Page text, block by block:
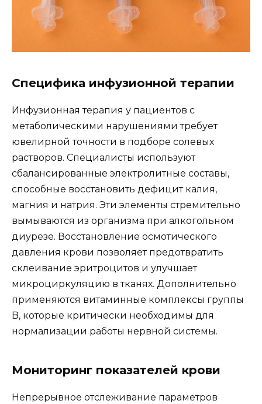
Специфика инфузионной терапии
Инфузионная терапия у пациентов с
метаболическими нарушениями требует
ювелирной точности в подборе солевых
растворов. Специалисты используют
сбалансированные электролитные составы,
способные восстановить дефицит калия,
магния и натрия. Эти элементы стремительно
вымываются из организма при алкогольном
диурезе. Восстановление осмотического
давления крови позволяет предотвратить
склеивание эритроцитов и улучшает
микроциркуляцию в тканях. Дополнительно
применяются витаминные комплексы группы
B, которые критически необходимы для
нормализации работы нервной системы.
Мониторинг показателей крови
Непрерывное отслеживание параметров